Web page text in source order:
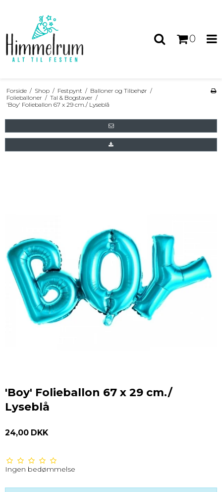
0
Forside / Shop / Festpynt / Balloner og Tilbehør /
Folieballoner / Tal & Bogstaver /
'Boy' Folieballon 67 x 29 cm./ Lyseblå
'Boy' Folieballon 67 x 29 cm./
Lyseblå
24,00 DKK
Ingen bedømmelse